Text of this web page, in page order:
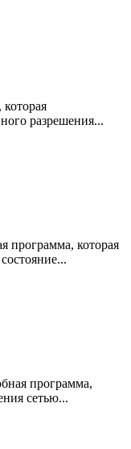
разрешения...
программа, которая
программа,
сетью...